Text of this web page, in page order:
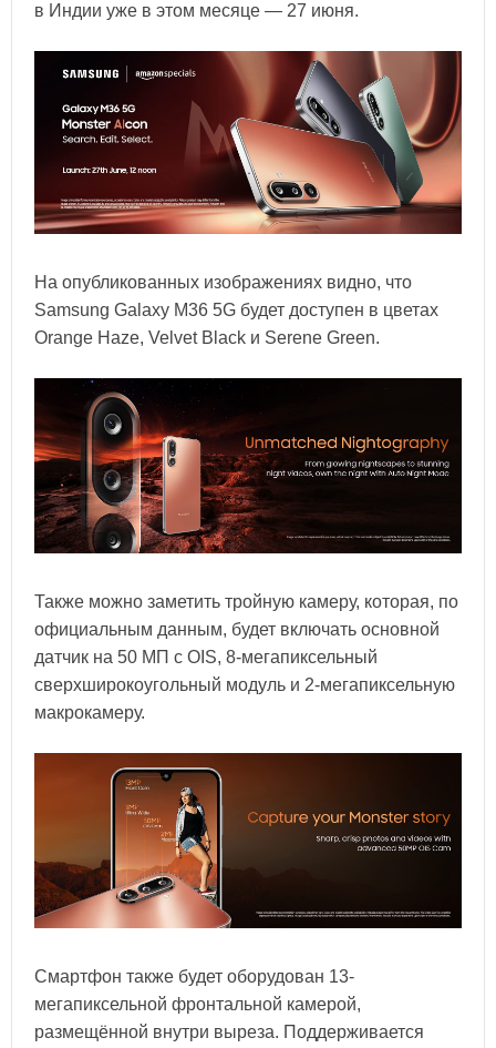
в Индии уже в этом месяце — 27 июня.
На опубликованных изображениях видно, что
Samsung Galaxy M36 5G будет доступен в цветах
Orange Haze, Velvet Black и Serene Green.
Также можно заметить тройную камеру, которая, по
официальным данным, будет включать основной
датчик на 50 МП с OIS, 8-мегапиксельный
сверхширокоугольный модуль и 2-мегапиксельную
макрокамеру.
Смартфон также будет оборудован 13-
мегапиксельной фронтальной камерой,
размещённой внутри выреза. Поддерживается